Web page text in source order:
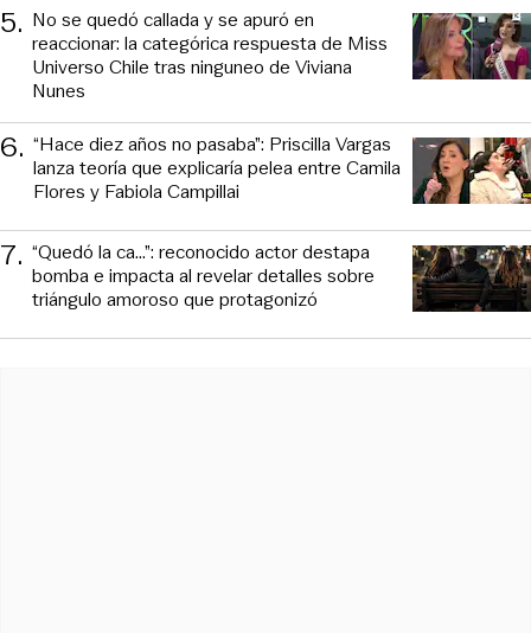
5. No se quedó callada y se apuró en
reaccionar: la categórica respuesta de Miss
Universo Chile tras ninguneo de Viviana
Nunes
6. “Hace diez años no pasaba”: Priscilla Vargas
lanza teoría que explicaría pelea entre Camila
Flores y Fabiola Campillai
7. “Quedó la ca...”: reconocido actor destapa
bomba e impacta al revelar detalles sobre
triángulo amoroso que protagonizó